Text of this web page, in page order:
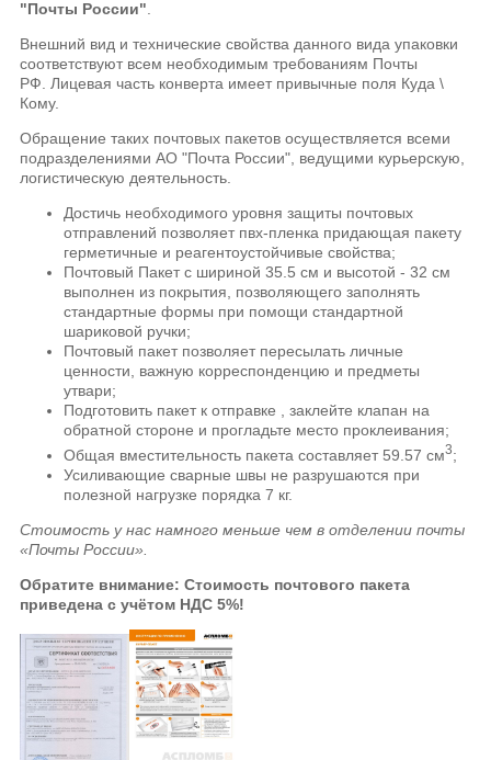
"Почты России".
Внешний вид и технические свойства данного вида упаковки
соответствуют всем необходимым требованиям Почты
РФ. Лицевая часть конверта имеет привычные поля Куда \
Кому.
Обращение таких почтовых пакетов осуществляется всеми
подразделениями АО "Почта России", ведущими курьерскую,
логистическую деятельность.
Достичь необходимого уровня защиты почтовых
отправлений позволяет пвх-пленка придающая пакету
герметичные и реагентоустойчивые свойства;
Почтовый Пакет с шириной 35.5 см и высотой - 32 см
выполнен из покрытия, позволяющего заполнять
стандартные формы при помощи стандартной
шариковой ручки;
Почтовый пакет позволяет пересылать личные
ценности, важную корреспонденцию и предметы
утвари;
Подготовить пакет к отправке , заклейте клапан на
обратной стороне и прогладьте место проклеивания;
Общая вместительность пакета составляет 59.57 см3;
Усиливающие сварные швы не разрушаются при
полезной нагрузке порядка 7 кг.
Стоимость у нас намного меньше чем в отделении почты
«Почты России».
Обратите внимание: Стоимость почтового пакета
приведена с учётом НДС 5%!